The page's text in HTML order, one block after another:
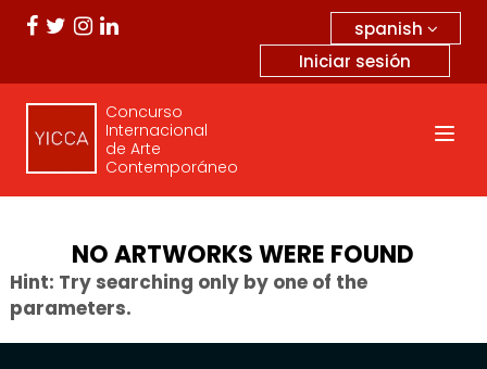
spanish
Iniciar sesión
Concurso
Internacional
de Arte
Contemporáneo
NO ARTWORKS WERE FOUND
Hint: Try searching only by one of the
parameters.